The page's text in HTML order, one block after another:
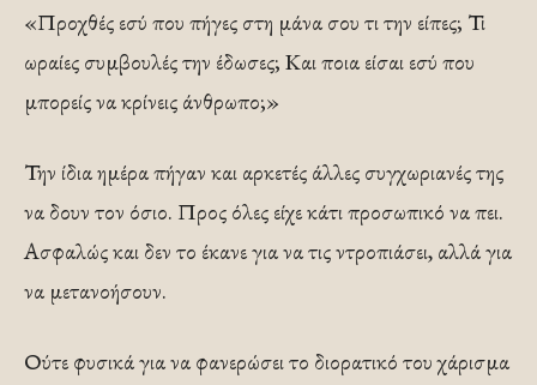
«Προχθές εσύ που πήγες στη μάνα σου τι την είπες; Τι
ωραίες συμβουλές την έδωσες; Και ποια είσαι εσύ που
μπορείς να κρίνεις άνθρωπο;»
Την ίδια ημέρα πήγαν και αρκετές άλλες συγχωριανές της
να δουν τον όσιο. Προς όλες είχε κάτι προσωπικό να πει.
Ασφαλώς και δεν το έκανε για να τις ντροπιάσει, αλλά για
να μετανοήσουν.
Ούτε φυσικά για να φανερώσει το διορατικό του χάρισμα